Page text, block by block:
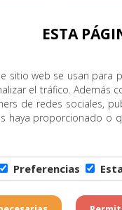
ESTA
sitio web se usan para
el tráfico. Además
de redes sociales,
haya proporcionado o
Preferencias
P. Menor
- Diócesis de Canarias. Todos